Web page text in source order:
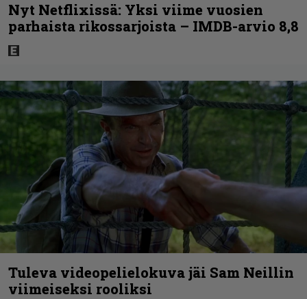
Nyt Netflixissä: Yksi viime vuosien
parhaista rikossarjoista – IMDB-arvio 8,8
Tuleva videopelielokuva jäi Sam Neillin
viimeiseksi rooliksi